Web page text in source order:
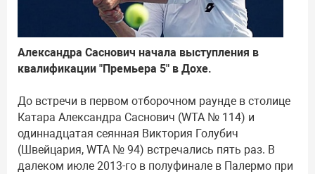
Александра Саснович начала выступления в
квалификации "Премьера 5" в Дохе.
До встречи в первом отборочном раунде в столице
Катара Александра Саснович (WTA № 114) и
одиннадцатая сеянная Виктория Голубич
(Швейцария, WTA № 94) встречались пять раз. В
далеком июле 2013-го в полуфинале в Палермо при